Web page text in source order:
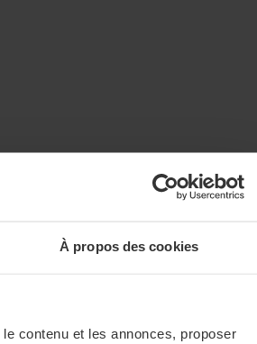
À propos des cookies
contenu et les annonces, proposer